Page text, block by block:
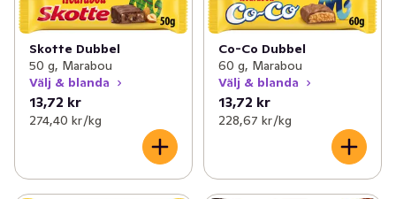
Skotte Dubbel
50 g, Marabou
Välj & blanda
13,72 kr
274,40 kr /kg
Co-Co Dubbel
60 g, Marabou
Välj & blanda
13,72 kr
228,67 kr /kg